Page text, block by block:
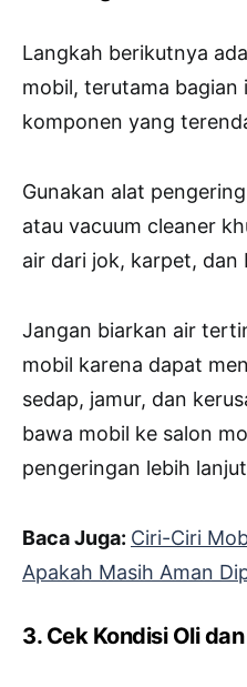
Langkah berikutnya
mobil, terutama
komponen yang
Gunakan alat
atau vacuum cleaner
air dari jok, karpet, dan
Jangan biarkan air
mobil karena dapat
sedap, jamur, dan
bawa mobil ke salon
pengeringan lebih
Baca Juga: Ciri-Ciri
Apakah Masih Aman
3. Cek Kondisi Oli